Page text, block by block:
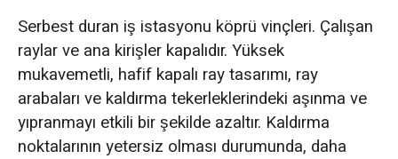
Serbest duran iş istasyonu köprü vinçleri. Çalışan
raylar ve ana kirişler kapalıdır. Yüksek
mukavemetli, hafif kapalı ray tasarımı, ray
arabaları ve kaldırma tekerleklerindeki aşınma ve
yıpranmayı etkili bir şekilde azaltır. Kaldırma
noktalarının yetersiz olması durumunda, daha